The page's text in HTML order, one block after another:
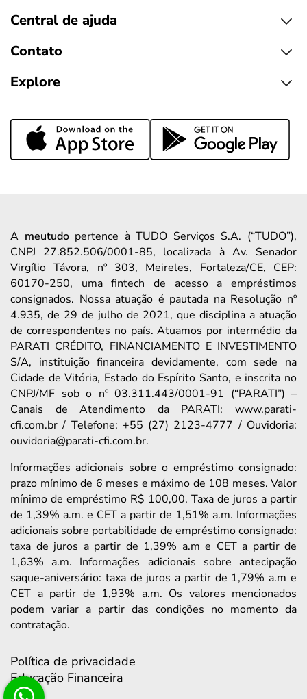
Central de ajuda
Contato
Explore
A meutudopertence à TUDO Serviços S.A. (“TUDO”),
CNPJ 27.852.506/0001-85, localizada à Av. Senador
Virgílio Távora, nº 303, Meireles, Fortaleza/CE, CEP:
60170-250, uma fintech de acesso a empréstimos
consignados. Nossa atuação é pautada na Resolução nº
4.935, de 29 de julho de 2021, que disciplina a atuação
de correspondentes no país. Atuamos por intermédio da
PARATI CRÉDITO, FINANCIAMENTO E INVESTIMENTO
S/A, instituição financeira devidamente, com sede na
Cidade de Vitória, Estado do Espírito Santo, e inscrita no
CNPJ/MF sob o nº 03.311.443/0001-91 (“PARATI”) –
Canais de Atendimento da PARATI: www.parati-
cfi.com.br / Telefone: +55 (27) 2123-4777 / Ouvidoria:
ouvidoria@parati-cfi.com.br.
Informações adicionais sobre o empréstimo consignado:
prazo mínimo de 6 meses e máximo de 108 meses. Valor
mínimo de empréstimo R$ 100,00. Taxa de juros a partir
de 1,39% a.m. e CET a partir de 1,51% a.m. Informações
adicionais sobre portabilidade de empréstimo consignado:
taxa de juros a partir de 1,39% a.m e CET a partir de
1,63% a.m. Informações adicionais sobre antecipação
saque-aniversário: taxa de juros a partir de 1,79% a.m e
CET a partir de 1,93% a.m. Os valores mencionados
podem variar a partir das condições no momento da
contratação.
Política de privacidade
Educação Financeira